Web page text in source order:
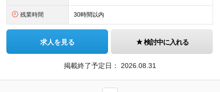
残業時間 30時間以内
求人を見る 検討中に入れる
掲載終了予定日： 2026.08.31